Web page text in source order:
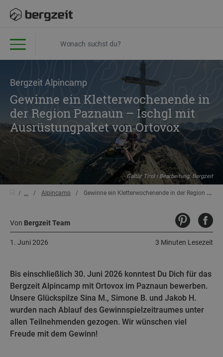
Bergzeit Alpincamp
Gewinne ein Kletterwochenende in
der Region Paznaun – Ischgl mit
Ausrüstungpaket von Ortovox
Galtür Tirol | Bearbeitung: Bergzeit
... Alpincamp Gewinne ein Kletterwochenende in der Region Paznaun – Ischgl mit Ausrüstungpaket von Ortovox
Von Bergzeit Team
3 Minuten Lesezeit
1. Juni 2026
Bis einschließlich 30. Juni 2026 konntest Du Dich für das
Bergzeit Alpincamp mit Ortovox im Paznaun bewerben.
Unsere Glückspilze Sina M., Simone B. und Jakob H.
wurden nach Ablauf des Gewinnspielzeitraumes unter
allen Teilnehmenden gezogen. Wir wünschen viel
Freude mit dem Gewinn!